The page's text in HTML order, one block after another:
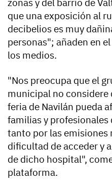
zonas y del barrio de
que una exposición al
decibelios es muy
personas"; añaden en
los medios.
"Nos preocupa que el
municipal no considere
feria de Navilán pueda
familias y
tanto por las emisiones
dificultad de acceder y
de dicho hospital",
plataforma.